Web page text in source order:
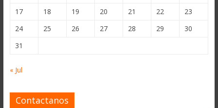
17
18 19 20 21 22
23
24
25 26 27 28 29
30
31
« Jul
Contactanos